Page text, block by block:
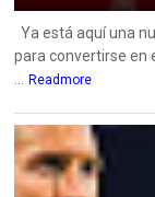
Ya está aquí una
para convertirse en
Readmore